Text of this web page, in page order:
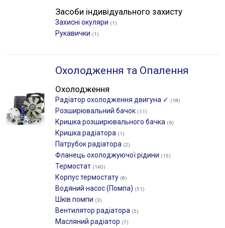
Засоби індивідуального захисту
Захисні окуляри (1)
Рукавички (1)
Охолодження та Опалення
Охолодження
Радіатор охолодження двигуна ✓ (18)
Розширювальний бачок (11)
Кришка розширювального бачка (6)
Кришка радіатора (1)
Патрубок радіатора (2)
Фланець охолоджуючої рідини (15)
Термостат (140)
Корпус термостату (8)
Водяний насос (Помпа) (51)
Шків помпи (3)
Вентилятор радіатора (5)
Масляний радіатор (7)